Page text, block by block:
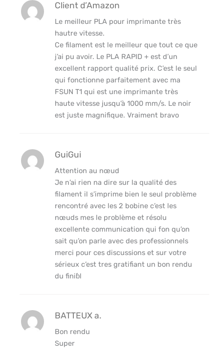
Client d’Amazon
Le meilleur PLA pour imprimante très
hautre vitesse.
Ce filament est le meilleur que tout ce que
j’ai pu avoir. Le PLA RAPID + est d’un
excellent rapport qualité prix. C’est le seul
qui fonctionne parfaitement avec ma
FSUN T1 qui est une imprimante très
haute vitesse jusqu’à 1000 mm/s. Le noir
est juste magnifique. Vraiment bravo
GuiGui
Attention au nœud
Je n’ai rien na dire sur la qualité des
filament il s’imprime bien le seul problème
rencontré avec les 2 bobine c’est les
nœuds mes le problème et résolu
excellente communication qui fon qu’on
sait qu’on parle avec des professionnels
merci pour ces discussions et sur votre
sérieux c’est tres gratifiant un bon rendu
du finiɓl
BATTEUX a.
Bon rendu
Super